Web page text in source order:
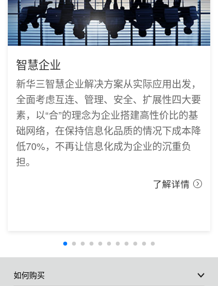
智慧企业
新华三智慧企业解决方案从实际应用出发，
全面考虑互连、管理、安全、扩展性四大要
素，以“合”的理念为企业搭建高性价比的基
础网络，在保持信息化品质的情况下成本降
低70%，不再让信息化成为企业的沉重负
担。
了解详情
如何购买